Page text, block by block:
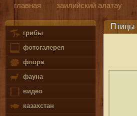
главная заилийский алатау
грибы
фотогалерея
флора
фауна
видео
казахстан
Птицы